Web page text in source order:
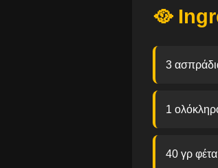
🥘
3
1
40 γρ